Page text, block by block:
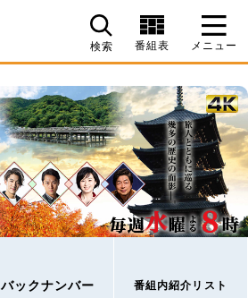
検索 番組表 メニュー
バックナンバー 番組内紹介リスト